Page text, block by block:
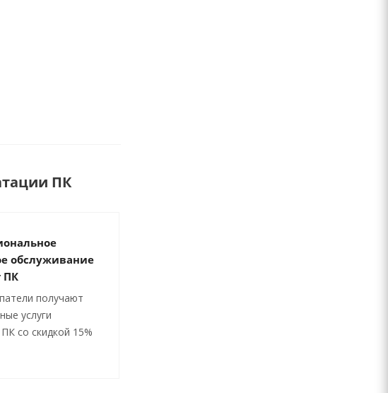
ПК
обслуживание
ПК
получают
услуги
со скидкой 15%